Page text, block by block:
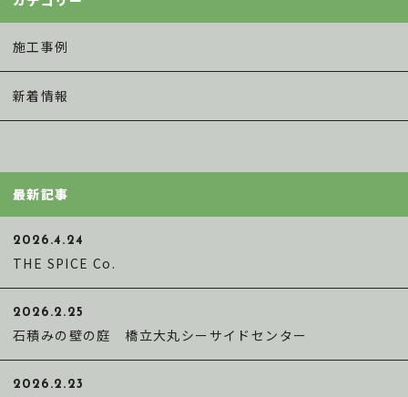
k
施工事例
新着情報
最新記事
2026.4.24
THE SPICE Co.
2026.2.25
石積みの壁の庭 橋立大丸シーサイドセンター
2026.2.23